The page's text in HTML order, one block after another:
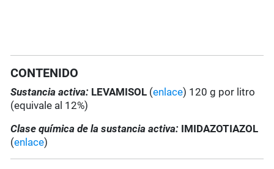
CONTENIDO
Sustancia activa: LEVAMISOL (enlace) 120 g por litro
(equivale al 12%)
Clase química de la sustancia activa: IMIDAZOTIAZOL
(enlace)